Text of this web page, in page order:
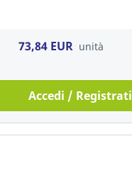
73,84 EUR unità
Accedi / Registrati